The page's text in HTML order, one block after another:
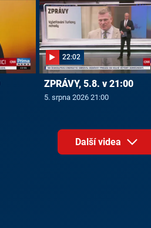
22:02
ZPRÁVY, 5.8. v 21:00
5. srpna 2026 21:00
Další videa